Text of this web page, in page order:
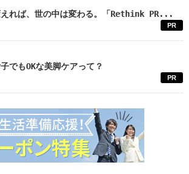
えれば、世の中は変わる。「Rethink PR...
PR
でもOKな美脚ケアって？
PR